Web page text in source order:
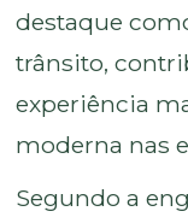
destaque
trânsito,
experiência
moderna nas
Segundo a